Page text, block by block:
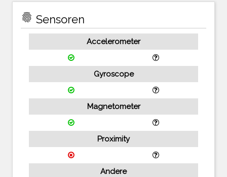
fingerprint Sensoren
Accelerometer
Gyroscope
Magnetometer
Proximity
Andere